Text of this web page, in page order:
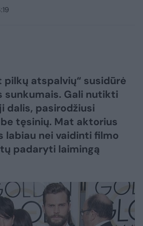
pilkų atspalvių“ susidūrė
sunkumais. Gali nutikti
dalis, pasirodžiusi
tęsinių. Mat aktorius
labiau nei vaidinti filmo
padaryti laimingą